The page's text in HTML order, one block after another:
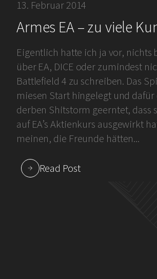
13. Februar 2014
Armes EA – zu viele
Eigentlich hatte ich ja vor, nichts
über EA, DICE oder zumindest
Battlefield 4 zu schreiben. Das
miesen Start hingelegt und dafür
derben Shitstorm geerntet, dass
auf EA’s Aktienkurs ausgewirkt
meinen, die Freunde hätten...
Read Post